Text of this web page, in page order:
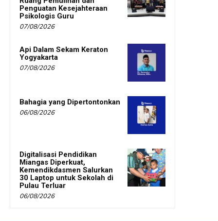
Penguatan Kesejahteraan
Psikologis Guru
07/08/2026
Api Dalam Sekam Keraton
Yogyakarta
07/08/2026
Bahagia yang Dipertontonkan
06/08/2026
Digitalisasi Pendidikan
Miangas Diperkuat,
Kemendikdasmen Salurkan
30 Laptop untuk Sekolah di
Pulau Terluar
06/08/2026